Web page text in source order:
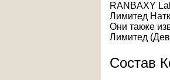
RANBAXY
Лимитед
Они также
Лимитед
Состав